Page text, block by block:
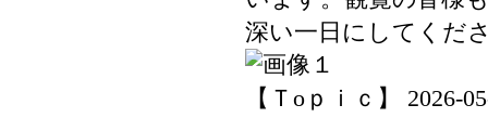
深い一日にしてくだ
【Ｔoｐｉｃ】 2026-